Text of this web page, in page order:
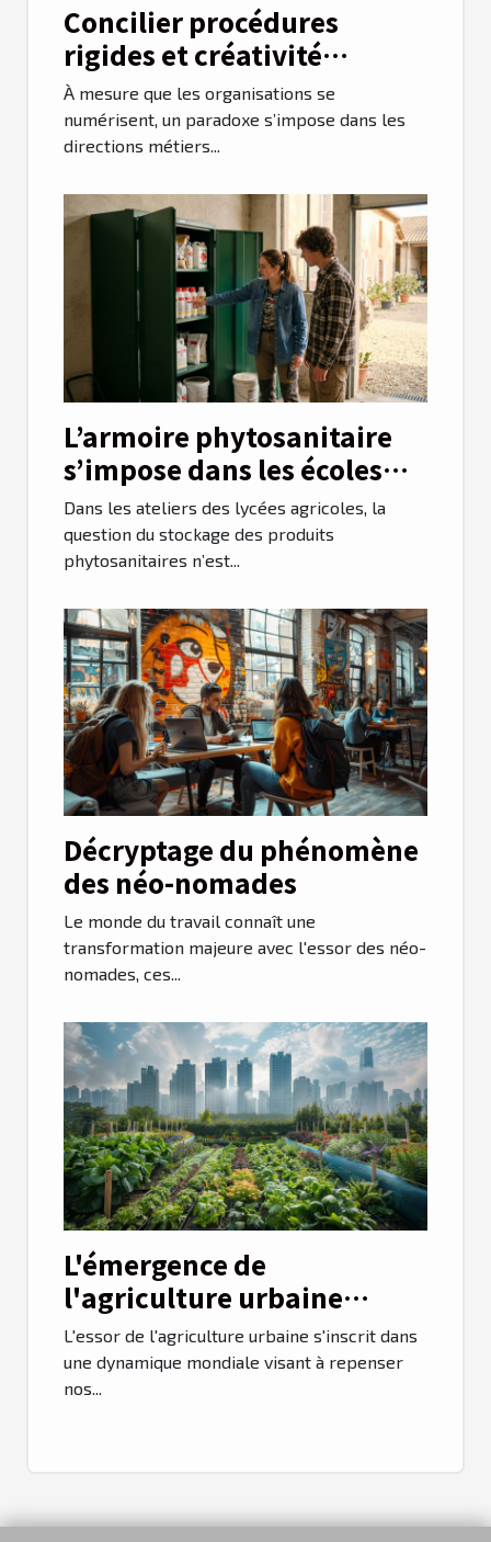
Concilier procédures
rigides et créativité
collaborative
À mesure que les organisations se
numérisent, un paradoxe s’impose dans les
directions métiers...
L’armoire phytosanitaire
s’impose dans les écoles
agricoles de Toulouse
Dans les ateliers des lycées agricoles, la
question du stockage des produits
phytosanitaires n’est...
Décryptage du phénomène
des néo-nomades
Le monde du travail connaît une
transformation majeure avec l'essor des néo-
nomades, ces...
L'émergence de
l'agriculture urbaine
durable
L'essor de l'agriculture urbaine s'inscrit dans
une dynamique mondiale visant à repenser
nos...